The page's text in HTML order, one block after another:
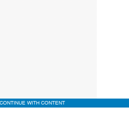
WITH CONTENT